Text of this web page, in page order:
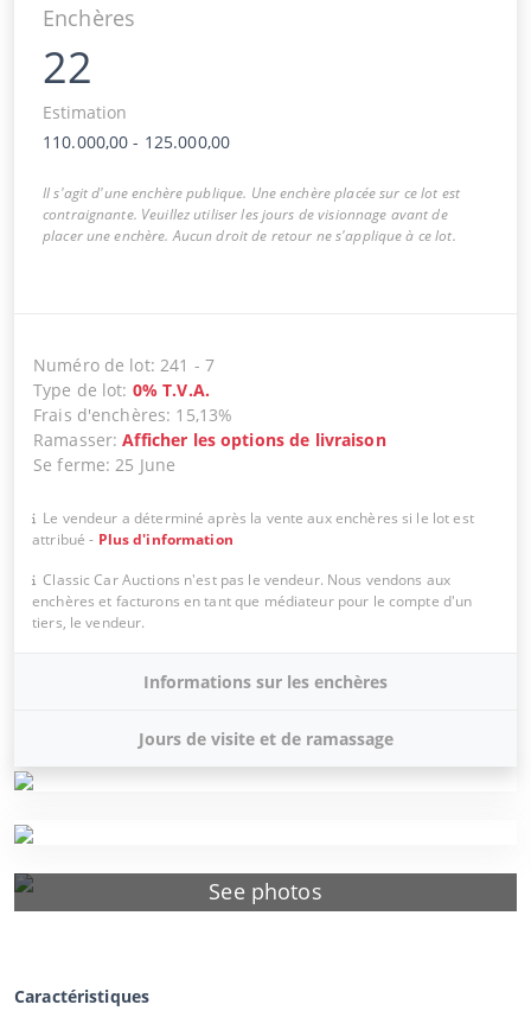
See photos
Enchères
22
Estimation
110.000,00 - 125.000,00
Il s'agit d'une enchère publique. Une enchère placée sur ce lot est
contraignante. Veuillez utiliser les jours de visionnage avant de
placer une enchère. Aucun droit de retour ne s'applique à ce lot.
Numéro de lot:241 - 7
Type de lot: 0% T.V.A.
Frais d'enchères: 15,13%
Ramasser:Afficher les options de livraison
Se ferme:25 June
Le vendeur a déterminé après la vente aux enchères si le lot est
attribué - Plus d'information
Classic Car Auctions n'est pas le vendeur. Nous vendons aux
enchères et facturons en tant que médiateur pour le compte d'un
tiers, le vendeur.
Informations sur les enchères
Jours de visite et de ramassage
Caractéristiques